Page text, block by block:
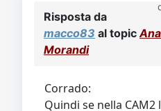
Risposta da
macco83 al topic
Morandi
Corrado:
Quindi se nella